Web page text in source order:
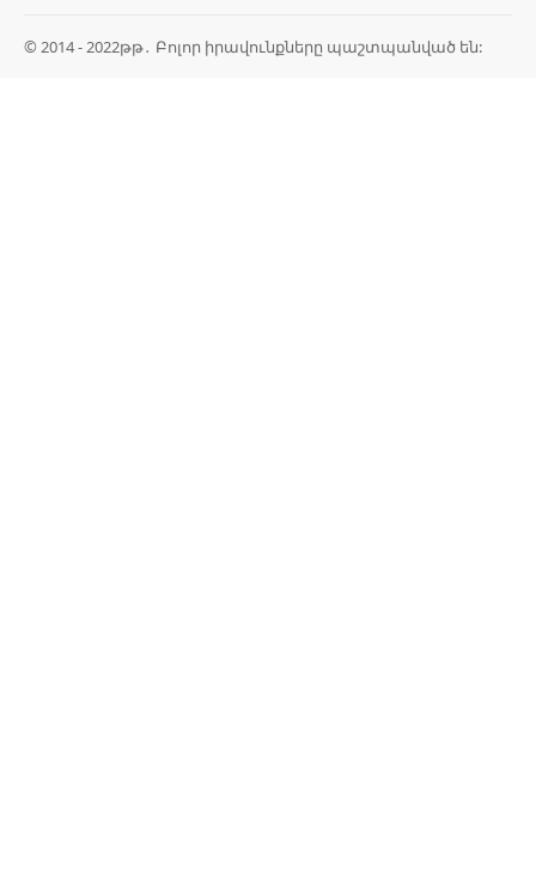
© 2014 - 2022թթ․ Բոլոր իրավունքները պաշտպանված են: